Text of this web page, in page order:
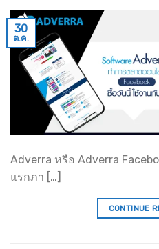
30
ต.ค.
Adverra หรือ Adverra
แรกภา […]
CONTINUE